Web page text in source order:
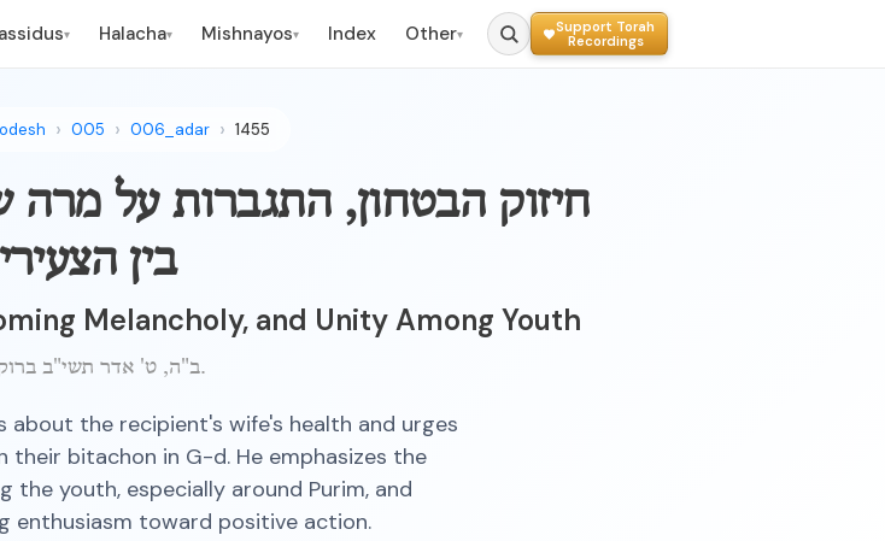
▾ Halacha▾ Mishnayos▾ Index Other▾
Support Torah
Recordings
005 006_adar 1455
חיזוק הבטחון, התגברות על מרה
בין
Melancholy, and Unity Among Youth
ב"ה, ט' אדר תשי"ב ברוקלין, נ.י.
about the recipient's wife's health and urges
bitachon in G-d. He emphasizes the
the youth, especially around Purim, and
enthusiasm toward positive action.